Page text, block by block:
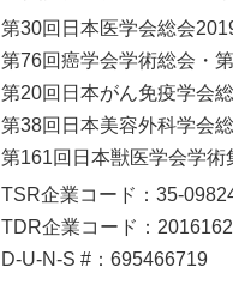
第30回日本医学会総会
第76回癌学会学術総会・
第20回日本がん免疫学会
第38回日本美容外科学会
第161回日本獣医学会学術
TSR企業コード：35-
TDR企業コード：
D-U-N-S #：695466719